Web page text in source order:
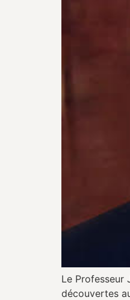
Le Professeur
découvertes